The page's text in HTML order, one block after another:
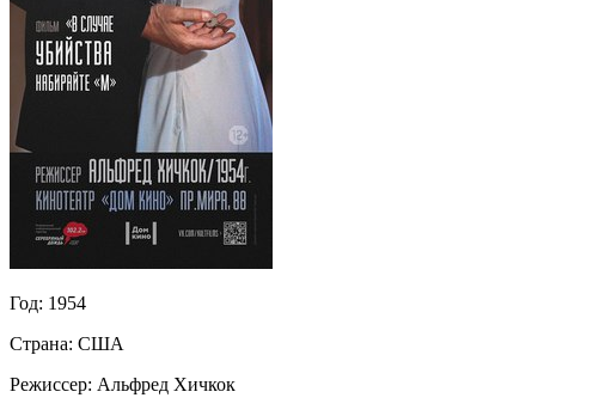
Год: 1954
Страна: США
Режиссер: Альфред Хичкок